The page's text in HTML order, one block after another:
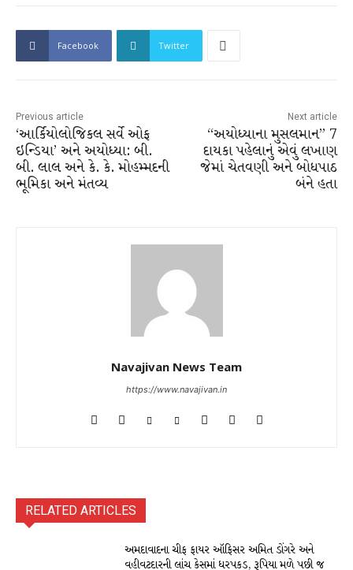
Facebook Twitter
Previous article
‘આર્કિયોલોજિકલ સર્વે ઓફ
ઇન્ડિયા’ અને અયોધ્યા: બી.
બી. લાલ અને કે. કે. મોહમ્મદની
ભૂમિકા અને મંતવ્ય
Next article
“અયોધ્યાના મુસલમાન” 7
દાયકા પહેલાનું એવું લખાણ
જેમાં ચેતવણી અને બોધપાઠ
બંને હતા
Navajivan News Team
https://www.navajivan.in
RELATED ARTICLES
અમદાવાદના ચીફ ફાયર ઑફિસર અમિત ડોંગરે અને
વહીવટદારની લાંચ કેસમાં ધરપકડ, રૂપિયા મળે પછી જ